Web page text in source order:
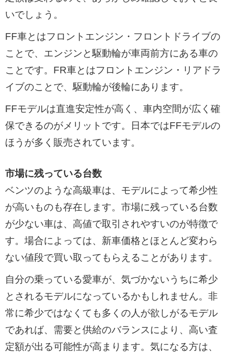
いでしょう。
FF車とはフロントエンジン・フロントドライブの
ことで、エンジンと駆動輪が車両前方にある車の
ことです。FR車とはフロントエンジン・リアドラ
イブのことで、駆動輪が後輪にあります。
FFモデルは直進安定性が高く、車内空間が広く確
保できるのがメリットです。日本ではFFモデルの
ほうが多く販売されています。
市場に残っている台数
ベンツのような高級車は、モデルによって希少性
が高いものも存在します。市場に残っている台数
が少ない車は、高値で取引されやすいのが特徴で
す。場合によっては、新車価格とほとんど変わら
ない値段で買い取ってもらえることがあります。
自分の乗っている愛車が、気づかないうちに希少
とされるモデルになっているかもしれません。非
常に希少ではなくても多くの人が欲しがるモデル
であれば、需要と供給のバランスにより、高い査
定額が出る可能性が高まります。気になる方は、